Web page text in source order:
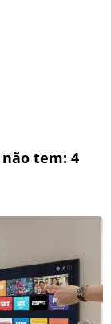
tem: 4